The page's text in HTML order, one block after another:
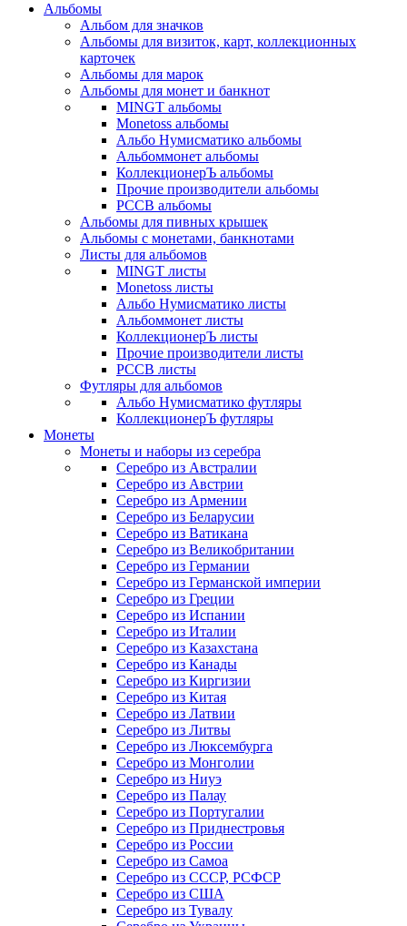
Альбомы
Альбом для значков
Альбомы для визиток, карт, коллекционных
карточек
Альбомы для марок
Альбомы для монет и банкнот
MINGT альбомы
Monetoss альбомы
Альбо Нумисматико альбомы
Альбоммонет альбомы
КоллекционерЪ альбомы
Прочие производители альбомы
РССВ альбомы
Альбомы для пивных крышек
Альбомы с монетами, банкнотами
Листы для альбомов
MINGT листы
Monetoss листы
Альбо Нумисматико листы
Альбоммонет листы
КоллекционерЪ листы
Прочие производители листы
РССВ листы
Футляры для альбомов
Альбо Нумисматико футляры
КоллекционерЪ футляры
Монеты
Монеты и наборы из серебра
Серебро из Австралии
Серебро из Австрии
Серебро из Армении
Серебро из Беларусии
Серебро из Ватикана
Серебро из Великобритании
Серебро из Германии
Серебро из Германской империи
Серебро из Греции
Серебро из Испании
Серебро из Италии
Серебро из Казахстана
Серебро из Канады
Серебро из Киргизии
Серебро из Китая
Серебро из Латвии
Серебро из Литвы
Серебро из Люксембурга
Серебро из Монголии
Серебро из Ниуэ
Серебро из Палау
Серебро из Португалии
Серебро из Приднестровья
Серебро из России
Серебро из Самоа
Серебро из СССР, РСФСР
Серебро из США
Серебро из Тувалу